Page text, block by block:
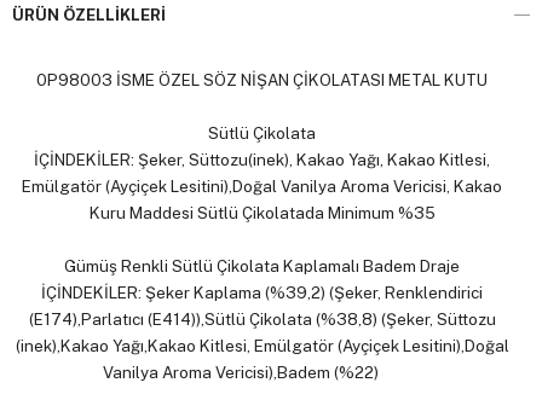
ÜRÜN ÖZELLIKLERI
0P98003 İSME ÖZEL SÖZ NİŞAN ÇİKOLATASI METAL KUTU
Sütlü Çikolata
İÇİNDEKİLER: Şeker, Süttozu(inek), Kakao Yağı, Kakao Kitlesi,
Emülgatör (Ayçiçek Lesitini),Doğal Vanilya Aroma Vericisi, Kakao
Kuru Maddesi Sütlü Çikolatada Minimum %35
Gümüş Renkli Sütlü Çikolata Kaplamalı Badem Draje
İÇİNDEKİLER: Şeker Kaplama (%39,2) (Şeker, Renklendirici
(E174),Parlatıcı (E414)),Sütlü Çikolata (%38,8) (Şeker, Süttozu
(inek),Kakao Yağı,Kakao Kitlesi, Emülgatör (Ayçiçek Lesitini),Doğal
Vanilya Aroma Vericisi),Badem (%22)